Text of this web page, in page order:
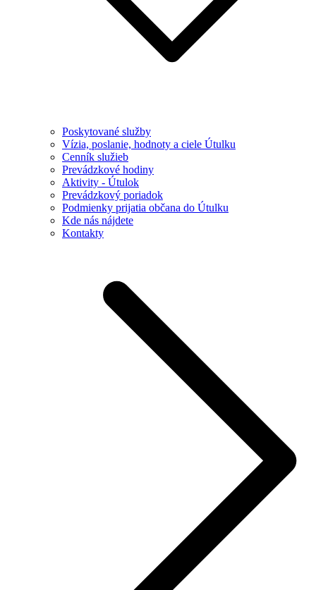
Poskytované služby
Vízia, poslanie, hodnoty a ciele Útulku
Cenník služieb
Prevádzkové hodiny
Aktivity - Útulok
Prevádzkový poriadok
Podmienky prijatia občana do Útulku
Kde nás nájdete
Kontakty